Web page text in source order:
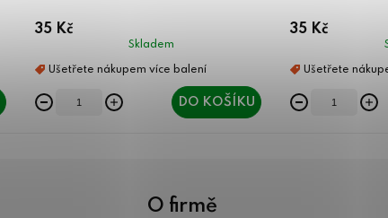
35 Kč
Skladem
DO KOŠÍKU
35 Kč
O firmě